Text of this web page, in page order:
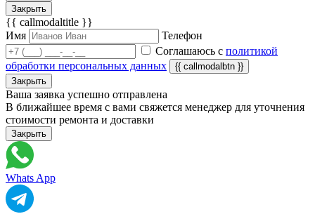
Закрыть
{{ callmodaltitle }}
Имя
Телефон
Соглашаюсь с политикой
обработки персональных данных
{{ callmodalbtn }}
Закрыть
Ваша заявка успешно отправлена
В ближайшее время с вами свяжется менеджер для уточнения
стоимости ремонта и доставки
Закрыть
Whats App